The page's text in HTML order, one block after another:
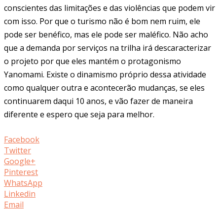
conscientes das limitações e das violências que podem vir
com isso. Por que o turismo não é bom nem ruim, ele
pode ser benéfico, mas ele pode ser maléfico. Não acho
que a demanda por serviços na trilha irá descaracterizar
o projeto por que eles mantém o protagonismo
Yanomami. Existe o dinamismo próprio dessa atividade
como qualquer outra e acontecerão mudanças, se eles
continuarem daqui 10 anos, e vão fazer de maneira
diferente e espero que seja para melhor.
Facebook
Twitter
Google+
Pinterest
WhatsApp
Linkedin
Email